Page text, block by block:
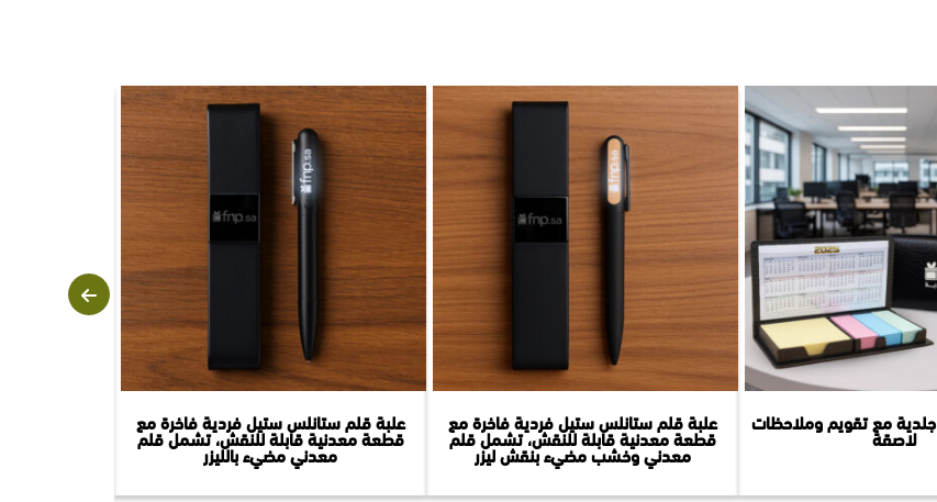
مع تقويم وملاحظات
لاصقة
علبة قلم ستانلس ستيل فردية فاخرة مع
قطعة معدنية قابلة للنقش، تشمل قلم
معدني وخشب مضيء بنقش ليزر
علبة قلم ستانلس ستيل فردية فاخرة مع
قطعة معدنية قابلة للنقش، تشمل قلم
معدني مضيء بالليزر